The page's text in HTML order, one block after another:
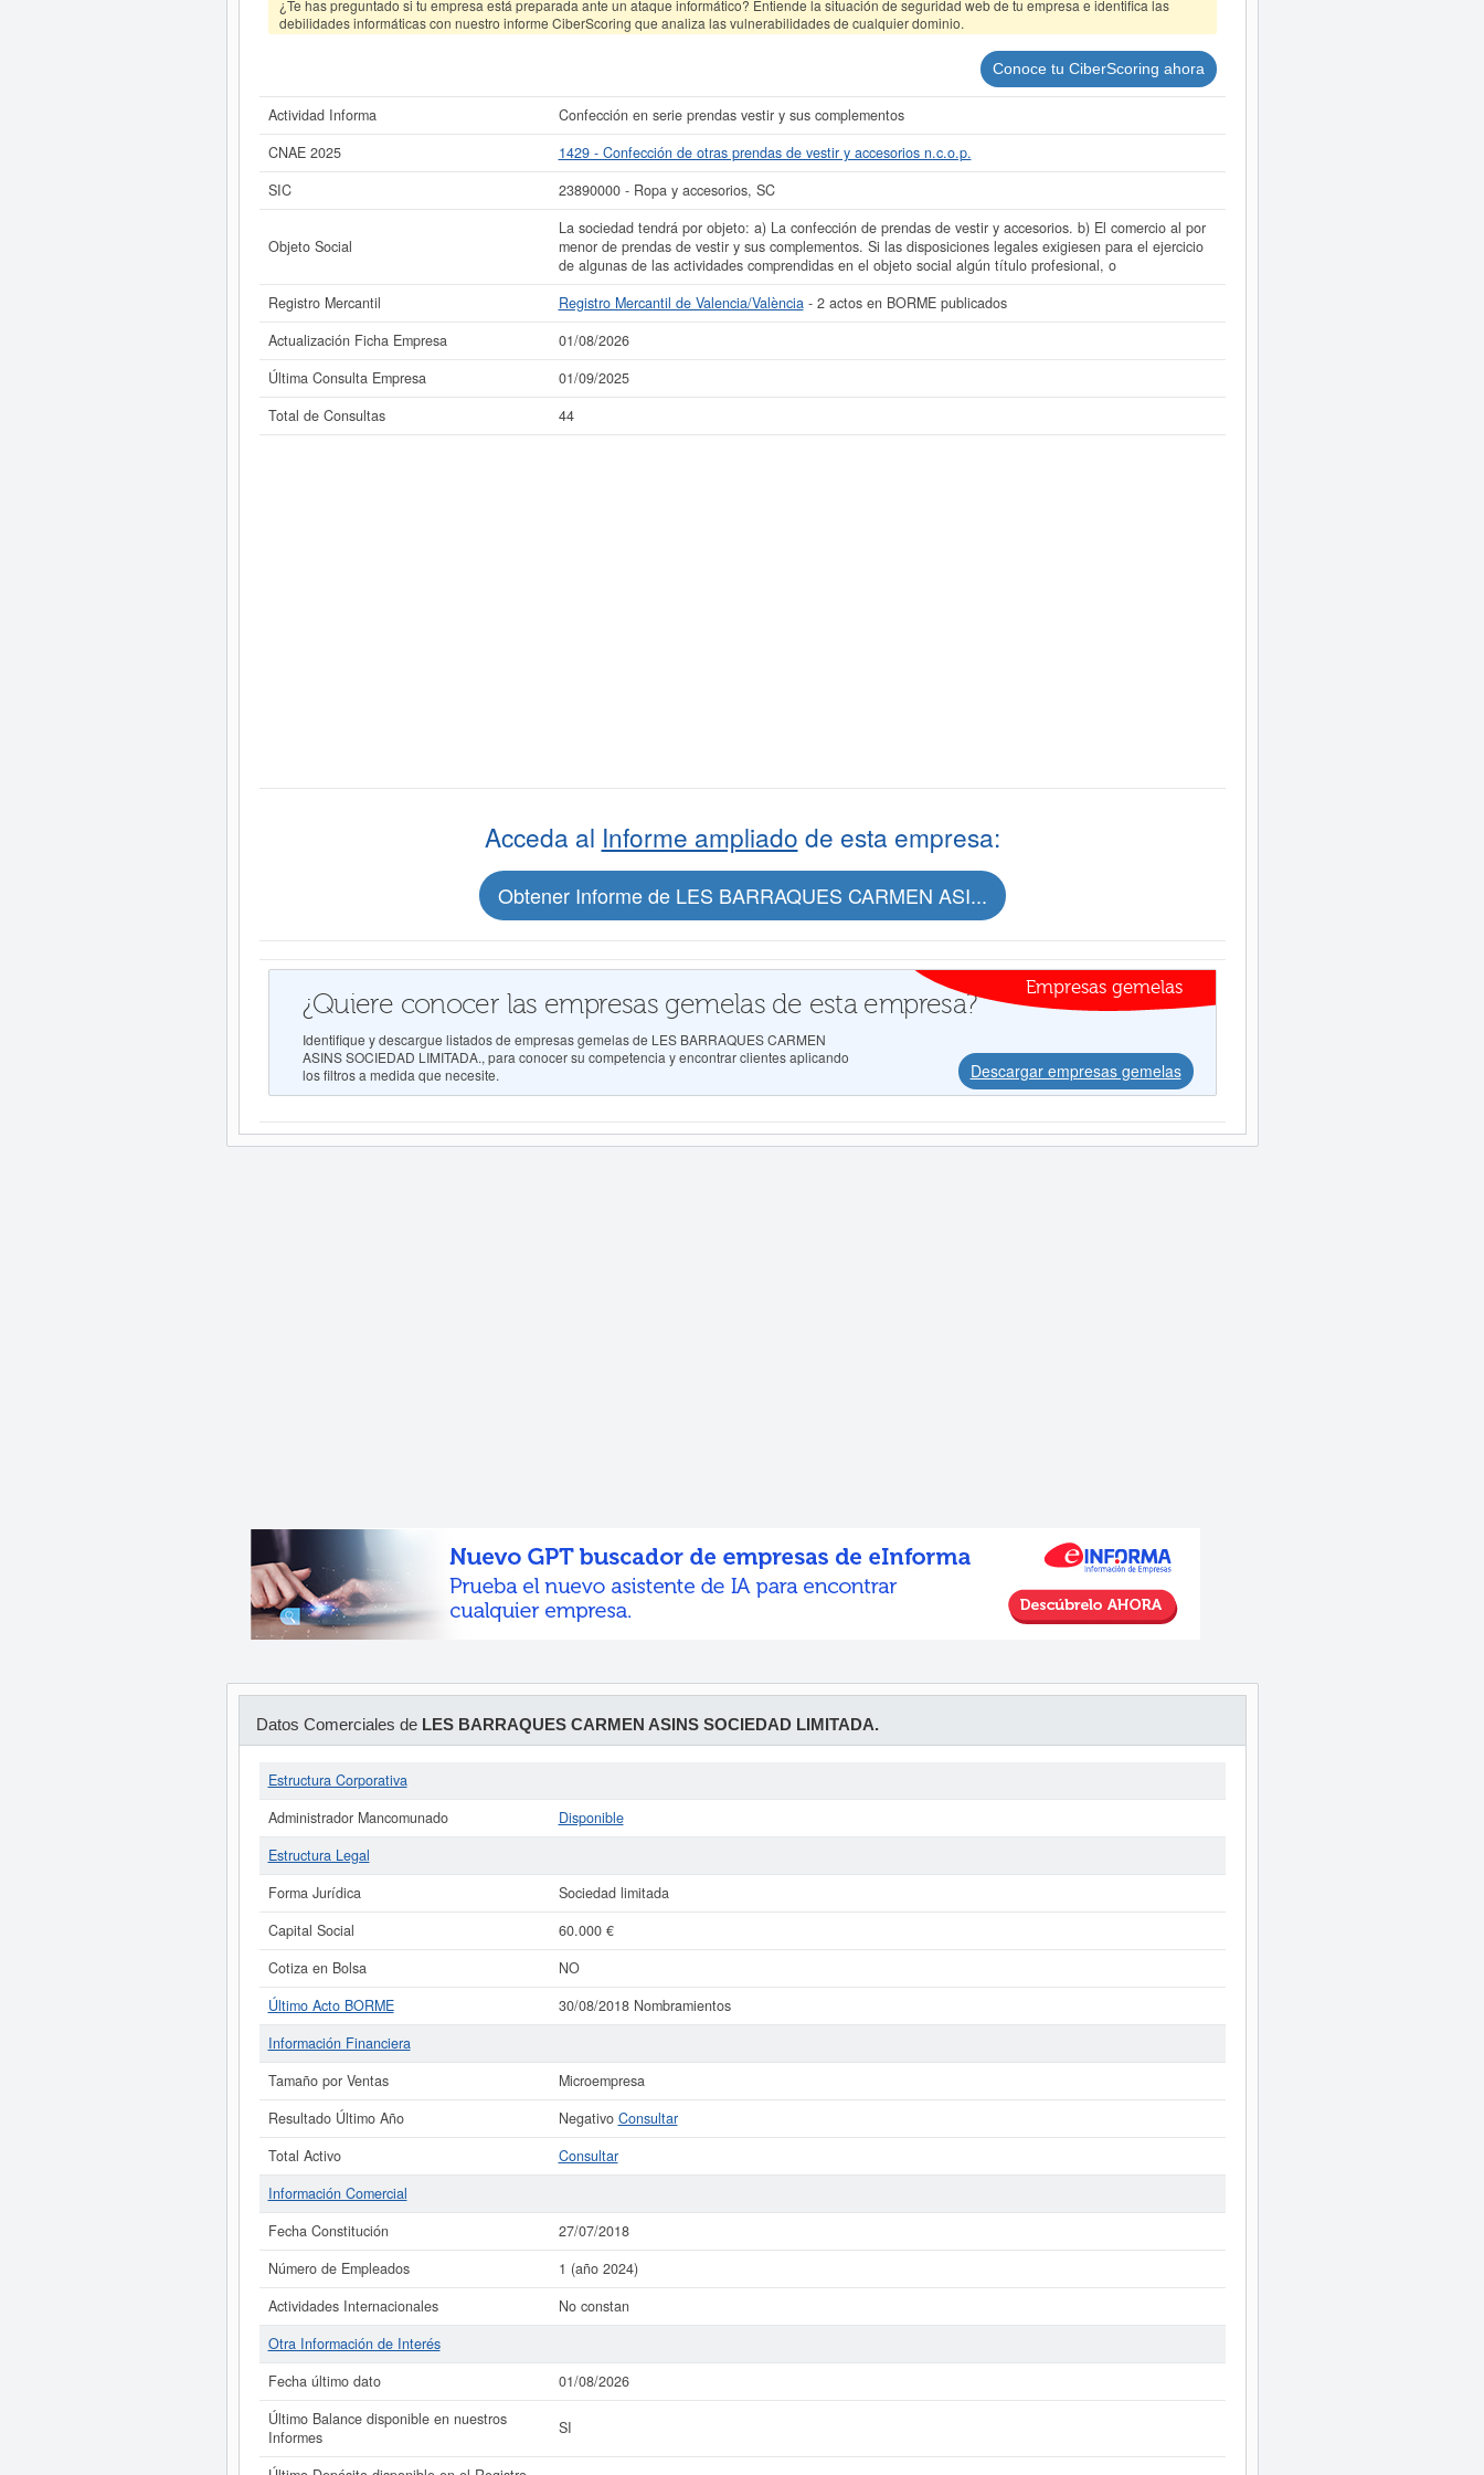
¿Te has preguntado si tu empresa está preparada ante un ataque informático? Entiende la situación de seguridad web de tu empresa e identifica las
debilidades informáticas con nuestro informe CiberScoring que analiza las vulnerabilidades de cualquier dominio.
Conoce tu CiberScoring ahora
Actividad Informa
Confección en serie prendas vestir y sus complementos
CNAE 2025
1429 - Confección de otras prendas de vestir y accesorios n.c.o.p.
SIC
23890000 - Ropa y accesorios, SC
Objeto Social
La sociedad tendrá por objeto: a) La confección de prendas de vestir y accesorios. b) El comercio al por
menor de prendas de vestir y sus complementos. Si las disposiciones legales exigiesen para el ejercicio
de algunas de las actividades comprendidas en el objeto social algún título profesional, o
Registro Mercantil
Registro Mercantil de Valencia/València- 2 actos en BORME publicados
Actualización Ficha Empresa
01/08/2026
Última Consulta Empresa
01/09/2025
Total de Consultas
44
Acceda al Informe ampliado de esta empresa:
Obtener Informe de LES BARRAQUES CARMEN ASI...
Empresas gemelas
¿Quiere conocer las empresas gemelas de esta empresa?
Identifique y descargue listados de empresas gemelas de LES BARRAQUES CARMEN
ASINS SOCIEDAD LIMITADA., para conocer su competencia y encontrar clientes aplicando
los filtros a medida que necesite.
Descargar empresas gemelas
Datos Comerciales de LES BARRAQUES CARMEN ASINS SOCIEDAD LIMITADA.
Estructura Corporativa
Administrador Mancomunado
Disponible
Estructura Legal
Forma Jurídica
Sociedad limitada
Capital Social
60.000 €
Cotiza en Bolsa
NO
Último Acto BORME
30/08/2018 Nombramientos
Información Financiera
Tamaño por Ventas
Microempresa
Resultado Último Año
Negativo Consultar
Total Activo
Consultar
Información Comercial
Fecha Constitución
27/07/2018
Número de Empleados
1 (año 2024)
Actividades Internacionales
No constan
Otra Información de Interés
Fecha último dato
01/08/2026
Último Balance disponible en nuestros
Informes
SI